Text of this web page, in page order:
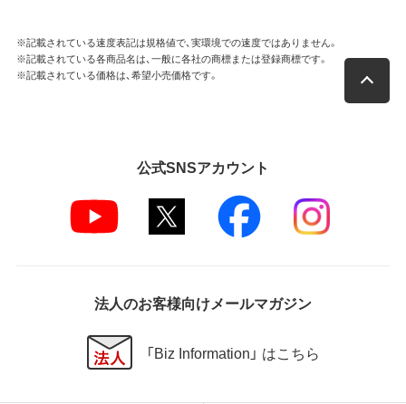
※記載されている速度表記は規格値で、実環境での速度ではありません。
※記載されている各商品名は、一般に各社の商標または登録商標です。
※記載されている価格は、希望小売価格です。
公式SNSアカウント
法人のお客様向けメールマガジン
「Biz Information」 はこちら